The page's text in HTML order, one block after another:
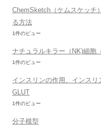
ChemSketch（ケムスケッチ
る方法
1件のビュー
ナチュラルキラー（NK)細胞
1件のビュー
インスリンの作用、インスリ
GLUT
1件のビュー
分子模型